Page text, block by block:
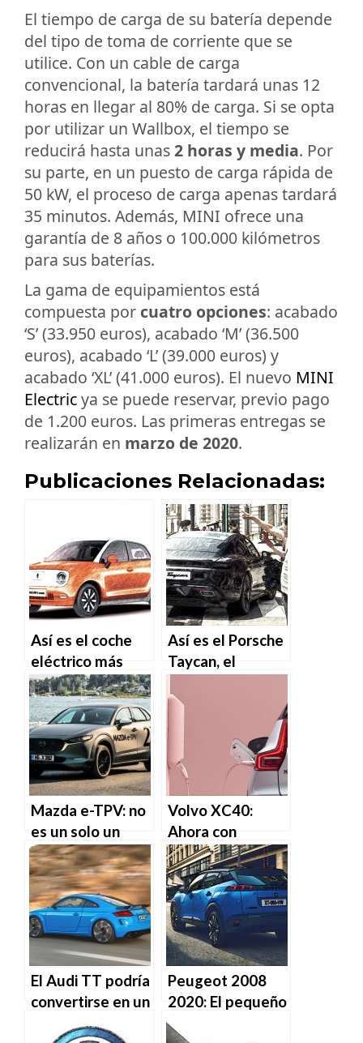
El tiempo de carga de su batería depende
del tipo de toma de corriente que se
utilice. Con un cable de carga
convencional, la batería tardará unas 12
horas en llegar al 80% de carga. Si se opta
por utilizar un Wallbox, el tiempo se
reducirá hasta unas2 horas y media. Por
su parte, en un puesto de carga rápida de
50 kW, el proceso de carga apenas tardará
35 minutos. Además, MINI ofrece una
garantía de 8 años o 100.000 kilómetros
para sus baterías.
La gama de equipamientos está
compuesta por cuatro opciones: acabado
‘S’ (33.950 euros), acabado ‘M’ (36.500
euros), acabado ‘L’ (39.000 euros) y
acabado ‘XL’ (41.000 euros). El nuevo MINI
Electricya se puede reservar, previo pago
de 1.200 euros. Las primeras entregas se
realizarán en marzo de 2020.
Publicaciones Relacionadas:
Así es el coche
eléctrico más
barato del
mundo
Así es el Porsche
Taycan, el
de lujo que
llegará en
Mazda e-TPV: no
es un solo un
prototipo y
llegará en 2020
Volvo XC40:
Ahora con
versión 100%
eléctrica
El Audi TT podría
convertirse en un
SUV eléctrico en
Peugeot 2008
2020: El pequeño
SUV galo se